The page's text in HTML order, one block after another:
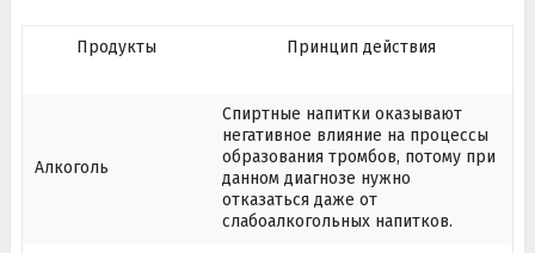
Продукты Принцип действия
Алкоголь
Спиртные напитки оказывают
негативное влияние на процессы
образования тромбов, потому при
данном диагнозе нужно
отказаться даже от
слабоалкогольных напитков.